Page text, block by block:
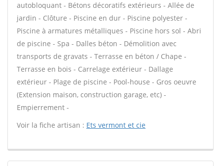
autobloquant - Bétons décoratifs extérieurs - Allée de
jardin - Clôture - Piscine en dur - Piscine polyester -
Piscine à armatures métalliques - Piscine hors sol - Abri
de piscine - Spa - Dalles béton - Démolition avec
transports de gravats - Terrasse en béton / Chape -
Terrasse en bois - Carrelage extérieur - Dallage
extérieur - Plage de piscine - Pool-house - Gros oeuvre
(Extension maison, construction garage, etc) -
Empierrement -
Voir la fiche artisan : Ets vermont et cie